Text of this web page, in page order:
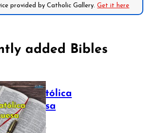
provided by Catholic Gallery.Get it here
added Bibles
Bíblia Católica
Portuguesa
July 16, 2025